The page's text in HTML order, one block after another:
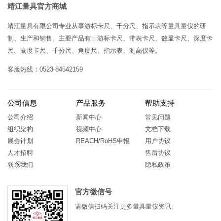
靖江量具官方商城
靖江量具有限公司专业从事游标卡尺、千分尺、指示表等量具量仪的研
制、生产和销售。主要产品有：游标卡尺、带表卡尺、数显卡尺、深度卡
尺、高度卡尺、千分尺、角度尺、指示表、测高仪等。
客服热线：0523-84542159
公司信息
公司介绍
组织架构
展会计划
人才招聘
联系我们
产品服务
新闻中心
视频中心
REACH/RoHS申报
帮助支持
常见问题
文档下载
用户协议
售后协议
隐私政策
官方微信号
请微信扫码关注更多量具量仪资讯。